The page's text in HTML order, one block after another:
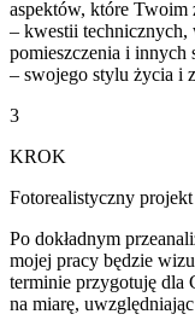
aspektów, które Twoim
– kwestii
pomieszczenia i innych
– swojego stylu życia i
3
KROK
Fotorealistyczny projekt
Po dokładnym
mojej pracy będzie
terminie przygotuję dla
na miarę,